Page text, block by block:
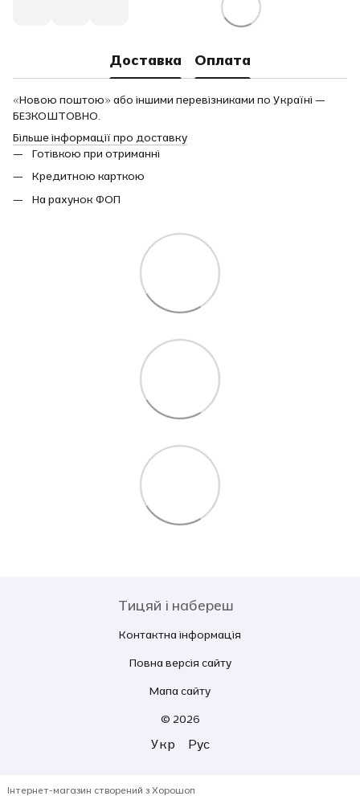
Доставка Оплата
«Новою поштою» або іншими перевізниками по Україні —
БЕЗКОШТОВНО.
Більше інформації про доставку
Готівкою при отриманні
Кредитною карткою
На рахунок ФОП
Тицяй і набереш
Контактна інформація
Повна версія сайту
Мапа сайту
© 2026
Укр Рус
Інтернет-магазин створений з Хорошоп